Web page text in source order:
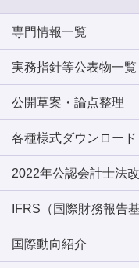
専門情報一覧
実務指針等公表物一覧
公開草案・論点整理
各種様式ダウンロード
2022年公認会計士法
IFRS（国際財務報告
国際動向紹介